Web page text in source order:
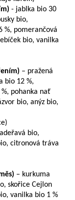
- jablka bio 30
bio,
%, pomerančová
bio, vanilka
– pražená
bio 12 %,
pohanka nať
bio, anýz bio,
bio,
citronová tráva
– kurkuma
skořice Cejlon
vanilka bio 1 %